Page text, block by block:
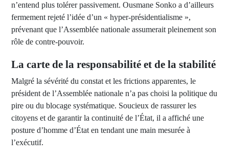
n’entend plus tolérer passivement. Ousmane Sonko a d’ailleurs
fermement rejeté l’idée d’un « hyper-présidentialisme »,
prévenant que l’Assemblée nationale assumerait pleinement son
rôle de contre-pouvoir.
La carte de la responsabilité et de la stabilité
Malgré la sévérité du constat et les frictions apparentes, le
président de l’Assemblée nationale n’a pas choisi la politique du
pire ou du blocage systématique. Soucieux de rassurer les
citoyens et de garantir la continuité de l’État, il a affiché une
posture d’homme d’État en tendant une main mesurée à
l’exécutif.